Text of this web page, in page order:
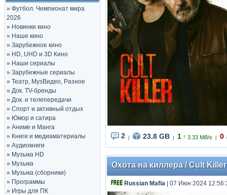
» Футбол. Чемпионат мира
2026
» Новинки кино
» Наше кино
» Зарубежное кино
» HD, UHD и 3D Кино
» Наши сериалы
» Зарубежные сериалы
» Театр, МузВидео, Разное
» Док. TV-бренды
» Док. и телепередачи
» Спорт и активный отдых
» Юмор и сатира
» Аниме и Манга
» Книги и медиаматериалы
» Аудиокниги
» Музыка HD
» Музыка
» Музыка (сборники)
» Программы
» Игры для ПК
2 23.8 GB 1 ↑ 3.33 MB/s 0
Охота на киллера / Cult
Russian Mafia | 07 Июн 2024